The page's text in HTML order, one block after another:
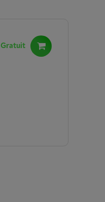
Gratuit